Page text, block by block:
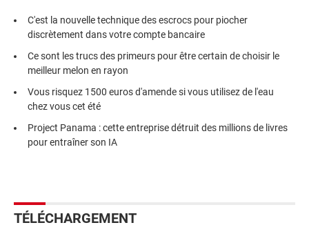
C'est la nouvelle technique des escrocs pour piocher
discrètement dans votre compte bancaire
Ce sont les trucs des primeurs pour être certain de choisir le
meilleur melon en rayon
Vous risquez 1500 euros d'amende si vous utilisez de l'eau
chez vous cet été
Project Panama : cette entreprise détruit des millions de livres
pour entraîner son IA
TÉLÉCHARGEMENT